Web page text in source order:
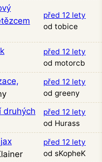
před 12 lety
od tobice
před 12 lety
od motorcb
před 12 lety
od greeny
druhých
před 12 lety
od Hurass
před 12 lety
od sKopheK